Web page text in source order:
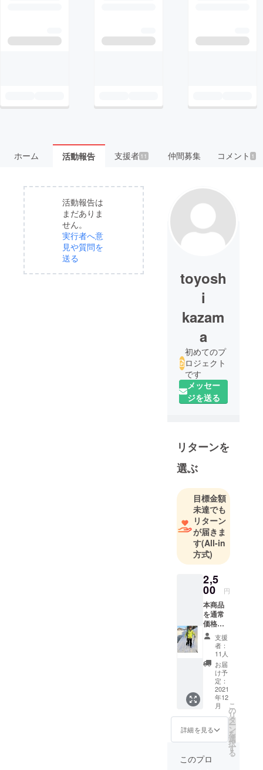
ホーム 活動報告 支援者 11 仲間募集 コメント 1
活動報告は
まだありま
せん。
実行者へ意
見や質問を
送る
toyosh
i
kazam
a
初めてのプ
ロジェクト
です
メッセー
ジを送る
リターンを
選ぶ
目標金額
未達でも
リターン
が届きま
す(All-in
方式)
2,5
00 円
本商品
を通常
価格
3000円
のとこ
ろ、支
援者対
象で
2500円/
セット
でリ
ターン
とさせ
て頂き
ます。
商品サ
イズ
は、S、
支援
者：
11人
お届
け予
定：
2021
年12
月
詳細を見る
こ
の
リ
タ
ー
ン
を
選
択
す
る
このプロ